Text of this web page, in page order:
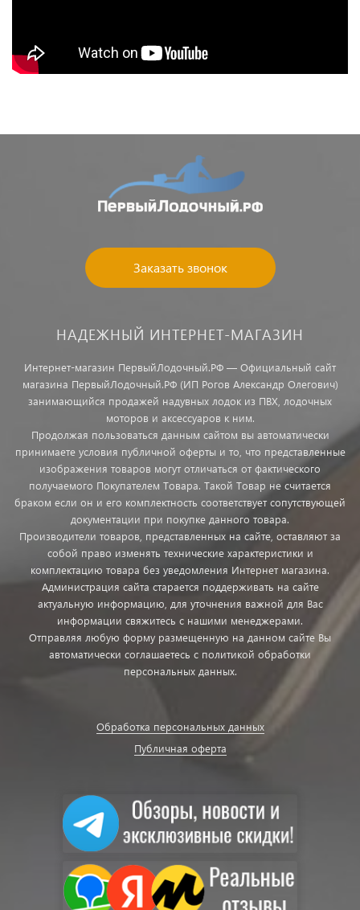
Заказать звонок
НАДЕЖНЫЙ ИНТЕРНЕТ-МАГАЗИН
Интернет-магазин ПервыйЛодочный.РФ — Официальный сайт
магазина ПервыйЛодочный.РФ (ИП Рогов Александр Олегович)
занимающийся продажей надувных лодок из ПВХ, лодочных
моторов и аксессуаров к ним.
Продолжая пользоваться данным сайтом вы автоматически
принимаете условия публичной оферты и то, что представленные
изображения товаров могут отличаться от фактического
получаемого Покупателем Товара. Такой Товар не считается
браком если он и его комплектность соответствует сопутствующей
документации при покупке данного товара.
Производители товаров, представленных на сайте, оставляют за
собой право изменять технические характеристики и
комплектацию товара без уведомления Интернет магазина.
Администрация сайта старается поддерживать на сайте
актуальную информацию, для уточнения важной для Вас
информации свяжитесь с нашими менеджерами.
Отправляя любую форму размещенную на данном сайте Вы
автоматически соглашаетесь с политикой обработки
персональных данных.
Обработка персональных данных
Публичная оферта